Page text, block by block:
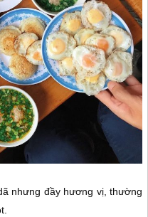
nhưng đầy hương vị, thường